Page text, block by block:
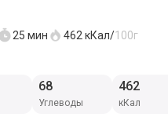
25 мин 462кКал/100г
68
Углеводы
462
кКал